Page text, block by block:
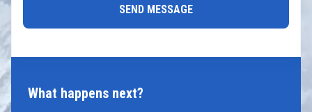
What happens next?